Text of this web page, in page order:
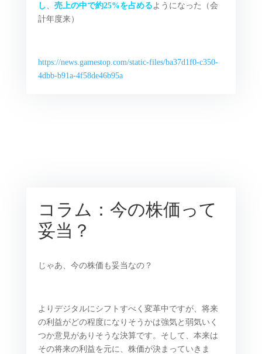
し
売上の中で約25%を占める ようになった（会
計年度来）
https://news.gamestop.com/static-files/ba37d1f0-c350-
4dbb-b91a-4f58de46b95a
コラム：今の株価って
妥当？
じゃあ、今の株価も妥当なの？
よりデジタルにシフトすべく変革中ですが、将来
の利益がどの程度になりそうかは強気と弱気いく
つか意見がありそうな決算です。そして、本来は
その将来の利益を元に、株価が決まっていきま